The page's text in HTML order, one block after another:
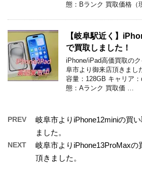
態：Bランク 買取価格（
【岐阜駅近く】
で買取しました！
iPhone/iPad高価買取の
阜市より御来店頂きまし
容量：128GB キャリア
態：Aランク 買取価 …
PREV
岐阜市よりiPhone12miniの買
ました。
NEXT
岐阜市よりiPhone13ProMaxの
頂きました。